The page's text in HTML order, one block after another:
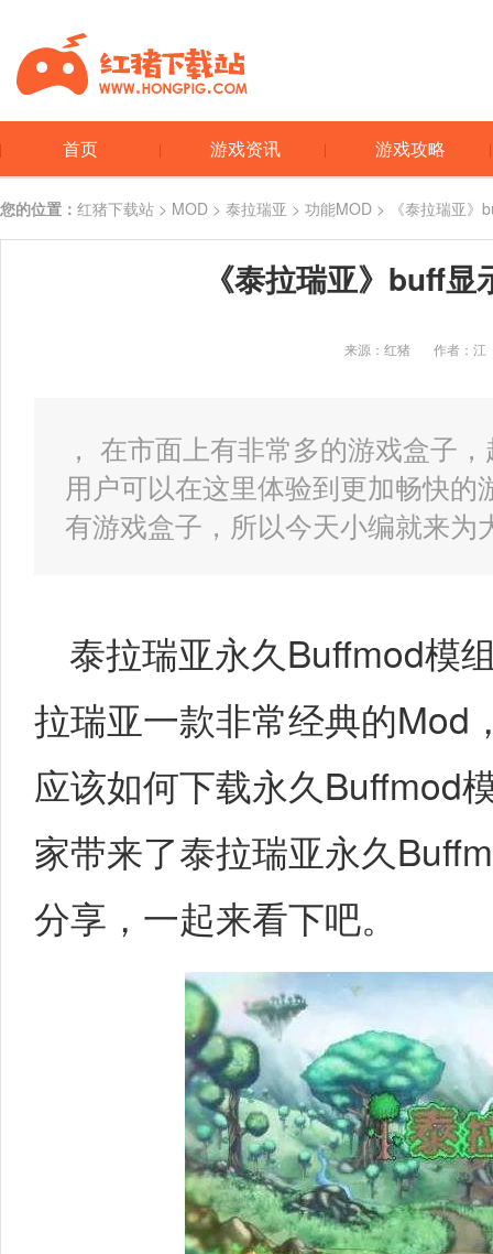
首页 游戏资讯 游戏攻略
您的位置： 红猪下载站 > MOD > 泰拉瑞亚 > 功能MOD > 《泰拉瑞亚》
《泰拉瑞亚》buff
来源：红猪 作者：江
， 在市面上有非常多的游戏盒子
用户可以在这里体验到更加畅快
有游戏盒子，所以今天小编就来为
泰拉瑞亚永久Buffmod模
拉瑞亚一款非常经典的Mod
应该如何下载永久Buffmod
家带来了泰拉瑞亚永久
分享，一起来看下吧。